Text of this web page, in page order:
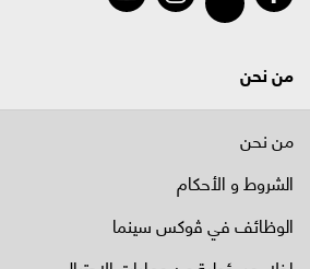
من نحن
من نحن
الشروط و الأحكام
الوظائف في ﭬوكس سينما